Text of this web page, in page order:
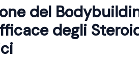
del
degli